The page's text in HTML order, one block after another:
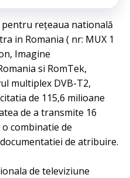
rețeaua natională
in Romania ( nr: MUX 1
Imagine
si RomTek,
multiplex DVB-T2,
de 115,6 milioane
de a transmite 16
combinatie de
de atribuire.
de televiziune